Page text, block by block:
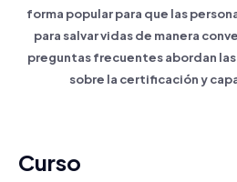
forma popular para que las
para salvar vidas de manera
preguntas frecuentes abordan
sobre la certificación y
Curso